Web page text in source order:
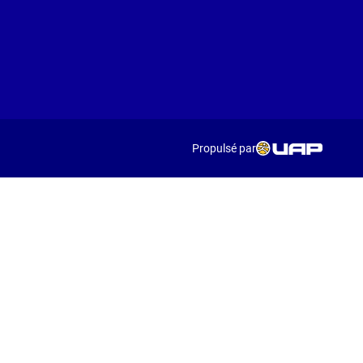
Propulsé par